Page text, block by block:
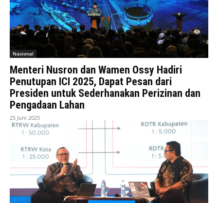
Nasional
Menteri Nusron dan Wamen Ossy Hadiri
Penutupan ICI 2025, Dapat Pesan dari
Presiden untuk Sederhanakan Perizinan dan
Pengadaan Lahan
25 Juni 2025